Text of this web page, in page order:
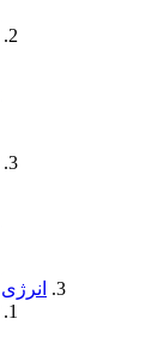
انرژی